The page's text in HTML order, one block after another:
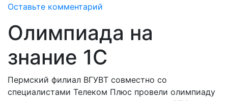
Оставьте комментарий
Олимпиада на
знание 1С
Пермский филиал ВГУВТ совместно со
специалистами Телеком Плюс провели олимпиаду